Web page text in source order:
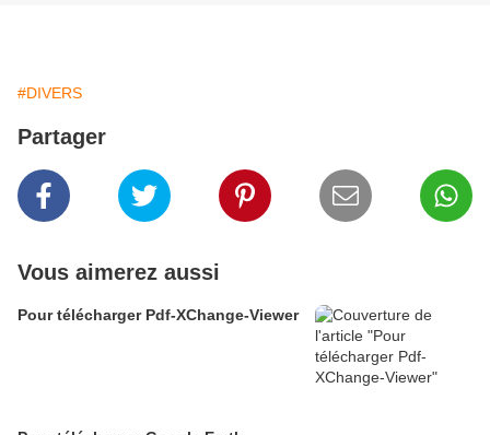
#DIVERS
Partager
Vous aimerez aussi
Pour télécharger Pdf-XChange-Viewer